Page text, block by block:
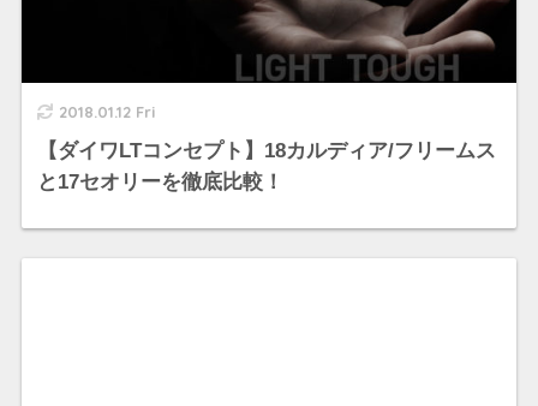
2018.01.12 Fri
【ダイワLTコンセプト】18カルディア/フリームス
と17セオリーを徹底比較！